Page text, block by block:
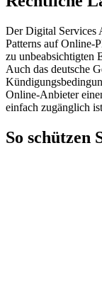
Der Digital Services
Patterns auf Online-
zu unbeabsichtigten
Auch das deutsche
Online-Anbieter
einfach zugänglich
So schützen